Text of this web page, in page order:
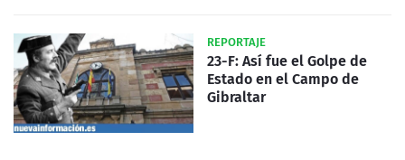
REPORTAJE
23-F: Así fue el Golpe de
Estado en el Campo de
Gibraltar